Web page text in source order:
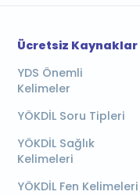
Ücretsiz Kaynaklar
YDS Önemli
Kelimeler
YÖKDİL Soru Tipleri
YÖKDİL Sağlık
Kelimeleri
YÖKDİL Fen Kelimeleri